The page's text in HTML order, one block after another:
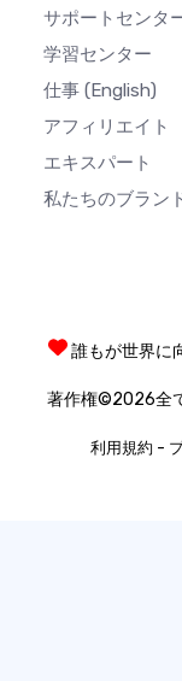
サポートセンタ
学習センター
仕事 (English)
アフィリエイト
エキスパート
私たちのブラン
誰もが世界に
著作権©2026全
利用規約 -